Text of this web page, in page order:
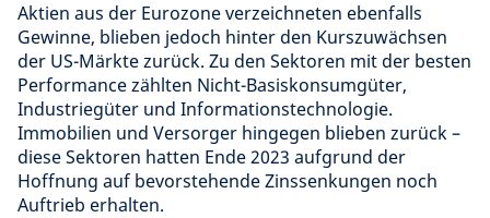
Aktien aus der Eurozone verzeichneten ebenfalls
Gewinne, blieben jedoch hinter den Kurszuwächsen
der US-Märkte zurück. Zu den Sektoren mit der besten
Performance zählten Nicht-Basiskonsumgüter,
Industriegüter und Informationstechnologie.
Immobilien und Versorger hingegen blieben zurück –
diese Sektoren hatten Ende 2023 aufgrund der
Hoffnung auf bevorstehende Zinssenkungen noch
Auftrieb erhalten.